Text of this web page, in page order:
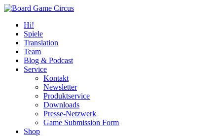
Hi!
Spiele
Translation
Team
Blog & Podcast
Service
Kontakt
Newsletter
Produktservice
Downloads
Presse-Netzwerk
Game Submission Form
Shop